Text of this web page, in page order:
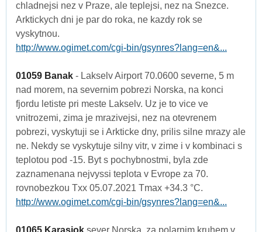
chladnejsi nez v Praze, ale teplejsi, nez na Snezce.
Arktickych dni je par do roka, ne kazdy rok se
vyskytnou.
http://www.ogimet.com/cgi-bin/gsynres?lang=en&...
01059 Banak - Lakselv Airport 70.0600 severne, 5 m
nad morem, na severnim pobrezi Norska, na konci
fjordu letiste pri meste Lakselv. Uz je to vice ve
vnitrozemi, zima je mrazivejsi, nez na otevrenem
pobrezi, vyskytuji se i Arkticke dny, prilis silne mrazy ale
ne. Nekdy se vyskytuje silny vitr, v zime i v kombinaci s
teplotou pod -15. Byt s pochybnostmi, byla zde
zaznamenana nejvyssi teplota v Evrope za 70.
rovnobezkou Txx 05.07.2021 Tmax +34.3 °C.
http://www.ogimet.com/cgi-bin/gsynres?lang=en&...